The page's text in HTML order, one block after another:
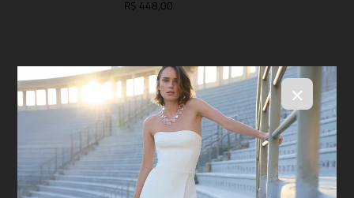
×
R$ 448,00